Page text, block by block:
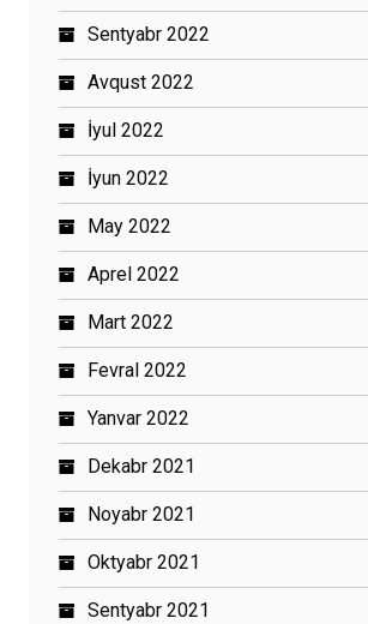
Sentyabr 2022
Avqust 2022
İyul 2022
İyun 2022
May 2022
Aprel 2022
Mart 2022
Fevral 2022
Yanvar 2022
Dekabr 2021
Noyabr 2021
Oktyabr 2021
Sentyabr 2021